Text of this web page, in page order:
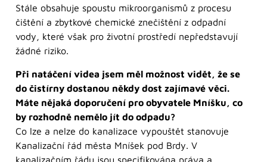
Stále obsahuje spoustu mikroorganismů z procesu
čištění a zbytkové chemické znečištění z odpadní
vody, které však pro životní prostředí nepředstavují
žádné riziko.
Při natáčení videa jsem měl možnost vidět, že se
do čistírny dostanou někdy dost zajímavé věci.
Máte nějaká doporučení pro obyvatele Mníšku, co
by rozhodně nemělo jít do odpadu?
Co lze a nelze do kanalizace vypouštět stanovuje
Kanalizační řád města Mníšek pod Brdy. V
kanalizačním řádu jsou specifikována práva a